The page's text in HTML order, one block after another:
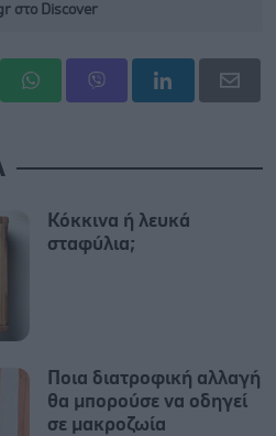
στο Discover
Κόκκινα ή λευκά
σταφύλια;
Ποια διατροφική αλλαγή
θα μπορούσε να οδηγεί
σε μακροζωία